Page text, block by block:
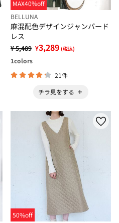
MAX40%off
BELLUNA
麻混配色デザインジャンパード
レス
¥ 5,489 ¥3,289 (税込)
1colors
21件
チラ見をする
50%off